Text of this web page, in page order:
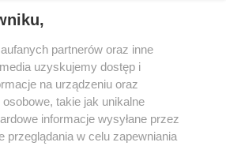
partnerów oraz inne
uzyskujemy dostęp i
na urządzeniu oraz
takie jak unikalne
informacje wysyłane przez
przeglądania w celu zapewniania